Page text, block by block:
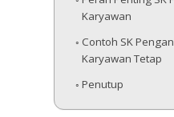
Karyawan
Contoh SK
Karyawan Tetap
Penutup